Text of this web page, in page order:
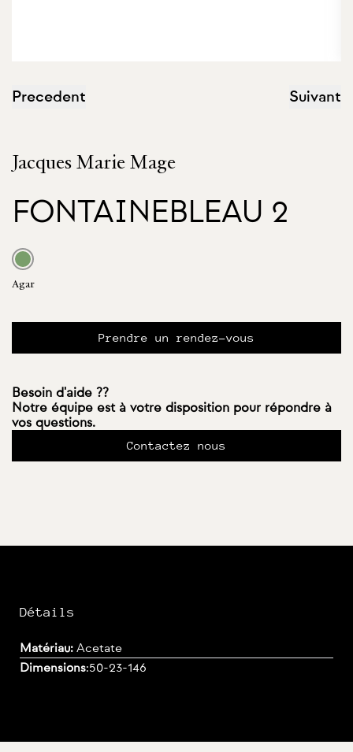
Precedent Suivant
Jacques Marie Mage
FONTAINEBLEAU 2
Agar
Prendre un rendez-vous
Besoin d'aide ??
Notre équipe est à votre disposition pour répondre à
vos questions.
Contactez nous
Détails
Matériau: Acetate
Dimensions:50-23-146